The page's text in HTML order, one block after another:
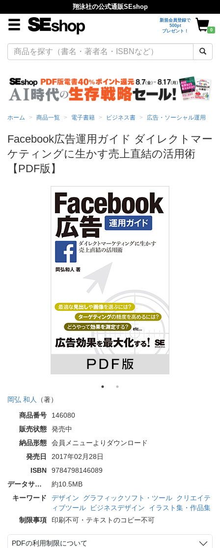
翔泳社の公式通販SEshop
新規会員登録で
500pt
プレゼント！
0
ホーム 商品一覧 電子書籍 ビジネス書 広告・ソーシャル運用
Facebook広告運用ガイド ダイレクトマー
ケティングに生かす売上直結の活用術
【PDF版】
岡弘 和人
（著）
商品番号
146080
販売状態
発売中
納品形態
会員メニューよりダウンロード
発売日
2017年02月28日
ISBN
9784798146089
データサイズ
約10.5MB
キーワード
デザイン グラフィックソフト・ツール クリエイテ
ィブツール
ビジネスデザイン
イラスト集・作品集
制限事項
印刷不可・テキストのコピー不可
PDFの利用制限について